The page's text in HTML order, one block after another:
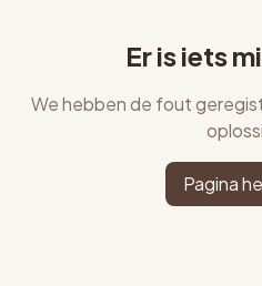
Er is iets
We hebben de fout
Pagina